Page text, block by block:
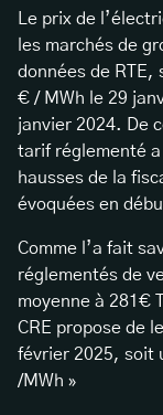
Le prix de
les marchés de
données de
€ / MWh le 29
janvier 2024. De
tarif réglementé
hausses de la
évoquées en
Comme l’a fait
réglementés de
moyenne à 281€
CRE propose de
février 2025, soit
/MWh »